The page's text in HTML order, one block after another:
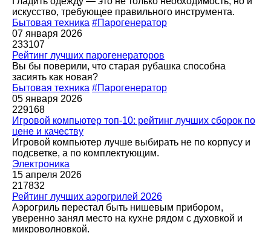
искусство, требующее правильного инструмента.
Бытовая техника #Парогенератор
07 января 2026
233107
Рейтинг лучших парогенераторов
Вы бы поверили, что старая рубашка способна
засиять как новая?
Бытовая техника #Парогенератор
05 января 2026
229168
Игровой компьютер топ-10: рейтинг лучших сборок по
цене и качеству
Игровой компьютер лучше выбирать не по корпусу и
подсветке, а по комплектующим.
Электроника
15 апреля 2026
217832
Рейтинг лучших аэрогрилей 2026
Аэрогриль перестал быть нишевым прибором,
уверенно занял место на кухне рядом с духовкой и
микроволновкой.